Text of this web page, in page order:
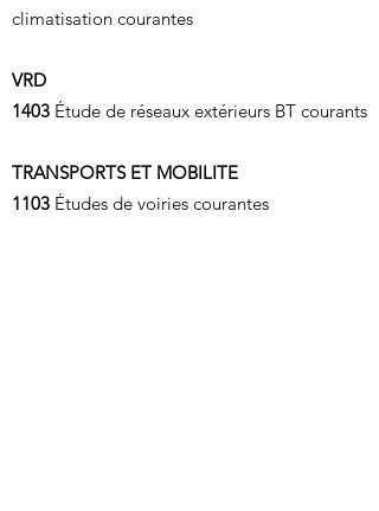
climatisation courantes
VRD
1403 Étude de réseaux extérieurs BT courants
TRANSPORTS ET MOBILITE
1103 Études de voiries courantes